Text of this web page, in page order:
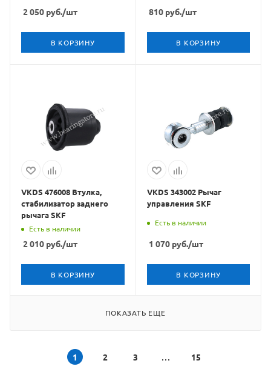
2 050 руб./шт
В КОРЗИНУ
810руб./шт
В КОРЗИНУ
VKDS 476008 Втулка,
стабилизатор заднего
рычага SKF
Есть в наличии
2 010 руб./шт
В КОРЗИНУ
VKDS 343002 Рычаг
управления SKF
Есть в наличии
1 070руб./шт
В КОРЗИНУ
ПОКАЗАТЬ ЕЩЕ
1 2 3 15